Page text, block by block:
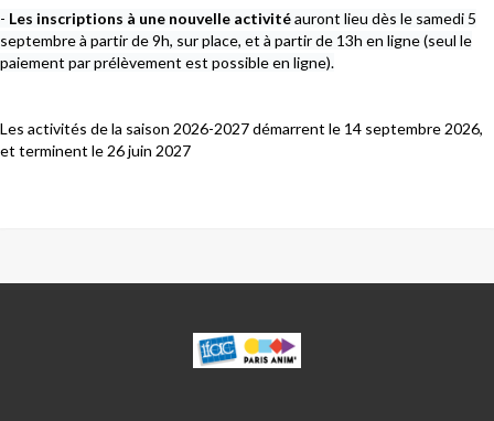
- Les inscriptions à une nouvelle activitéauront lieu dès le samedi 5
septembre à partir de 9h, sur place, et à partir de 13h en ligne (seul le
paiement par prélèvement est possible en ligne).
Les activités de la saison 2026-2027 démarrent le 14 septembre 2026,
et terminent le 26 juin 2027
MADO
ROBIN